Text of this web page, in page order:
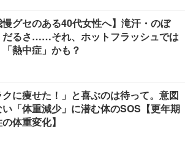
慢グセのある40代女性へ】滝汗・のぼ
だるさ……それ、ホットフラッシュでは
熱中症」かも？
クに痩せた！」と喜ぶのは待って。意図
い「体重減少」に潜む体のSOS【更年期
体重変化】